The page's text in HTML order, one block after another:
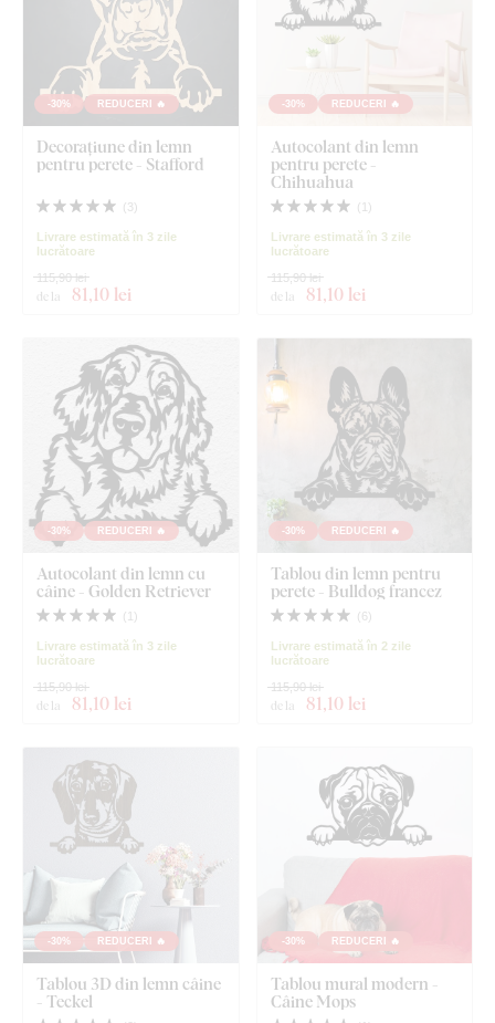
-30% REDUCERI 🔥
Decorațiune din lemn
pentru perete - Stafford
( 3)
Livrare estimată în 3 zile
lucrătoare
de la 81,10 lei
115,90 lei
-30% REDUCERI 🔥
Autocolant din lemn
pentru perete -
Chihuahua
( 1 )
Livrare estimată în 3 zile
lucrătoare
de la 81,10 lei
115,90 lei
-30% REDUCERI 🔥
Autocolant din lemn cu
câine - Golden Retriever
( 1 )
Livrare estimată în 3 zile
lucrătoare
de la 81,10 lei
115,90 lei
-30% REDUCERI 🔥
Tablou din lemn pentru
perete - Bulldog francez
( 6 )
Livrare estimată în 2 zile
lucrătoare
de la 81,10 lei
115,90 lei
-30% REDUCERI 🔥
Tablou 3D din lemn câine
- Teckel
-30% REDUCERI 🔥
Tablou mural modern -
Câine Mops